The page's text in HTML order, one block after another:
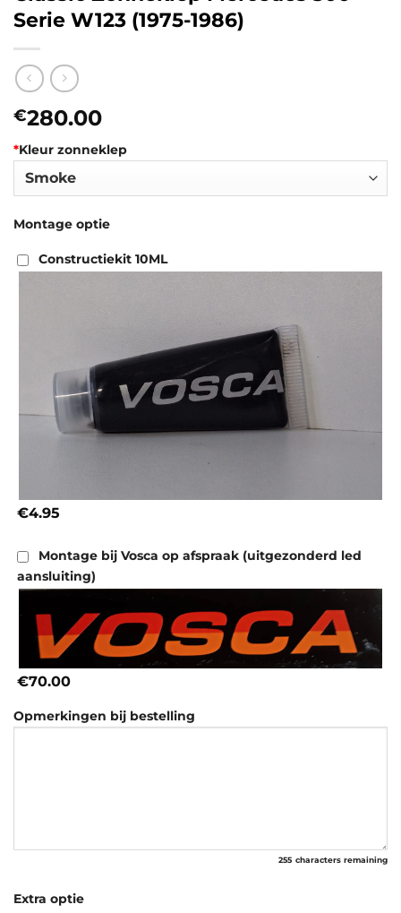
Serie W123 (1975-1986)
€280.00
*Kleur zonneklep
Montage optie
Constructiekit 10ML
€4.95
Montage bij Vosca op afspraak (uitgezonderd led
aansluiting)
€70.00
Opmerkingen bij bestelling
255 characters remaining
Extra optie